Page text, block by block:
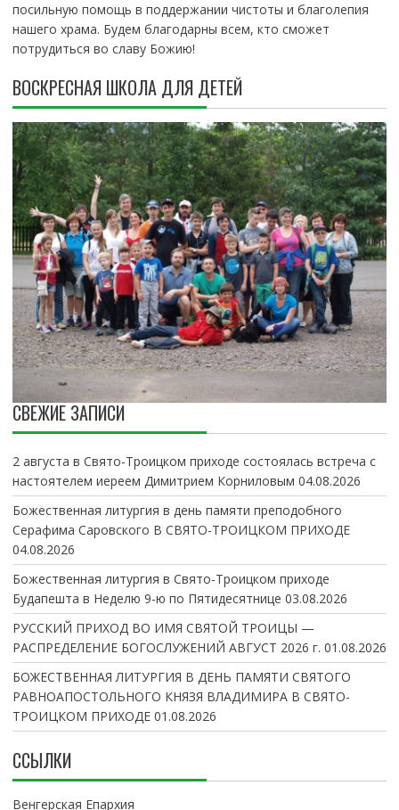
посильную помощь в поддержании чистоты и благолепия
нашего храма. Будем благодарны всем, кто сможет
потрудиться во славу Божию!
ВОСКРЕСНАЯ ШКОЛА ДЛЯ ДЕТЕЙ
СВЕЖИЕ ЗАПИСИ
2 августа в Свято-Троицком приходе состоялась встреча с
настоятелем иереем Димитрием Корниловым 04.08.2026
Божественная литургия в день памяти преподобного
Серафима Саровского В СВЯТО-ТРОИЦКОМ ПРИХОДЕ
04.08.2026
Божественная литургия в Свято-Троицком приходе
Будапешта в Неделю 9-ю по Пятидесятнице 03.08.2026
РУССКИЙ ПРИХОД ВО ИМЯ СВЯТОЙ ТРОИЦЫ —
РАСПРЕДЕЛЕНИЕ БОГОСЛУЖЕНИЙ АВГУСТ 2026 г. 01.08.2026
БОЖЕСТВЕННАЯ ЛИТУРГИЯ В ДЕНЬ ПАМЯТИ СВЯТОГО
РАВНОАПОСТОЛЬНОГО КНЯЗЯ ВЛАДИМИРА В СВЯТО-
ТРОИЦКОМ ПРИХОДЕ 01.08.2026
ССЫЛКИ
Венгерская Епархия